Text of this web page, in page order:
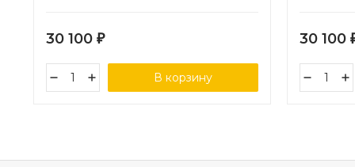
30 100 ₽
В корзину
30 100